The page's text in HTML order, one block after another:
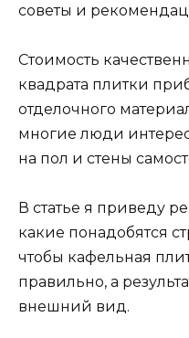
советы и
Стоимость
квадрата плитки
отделочного
многие люди
на пол и стены
В статье я приведу
какие понадобятся
чтобы кафельная
правильно, а
внешний вид.